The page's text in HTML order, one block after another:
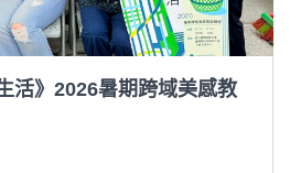
活》2026暑期跨域美感教